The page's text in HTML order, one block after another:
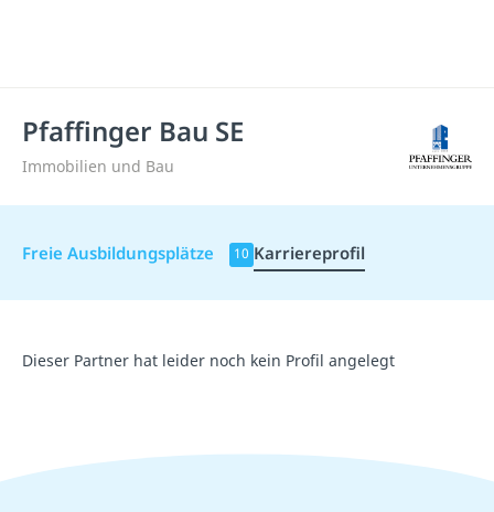
Pfaffinger Bau SE
Immobilien und Bau
Freie Ausbildungsplätze 10 Karriereprofil
Dieser Partner hat leider noch kein Profil angelegt